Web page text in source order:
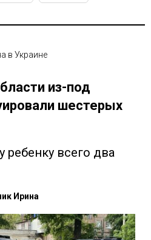
в Украине
из-под
шестерых
всего два
Ирина